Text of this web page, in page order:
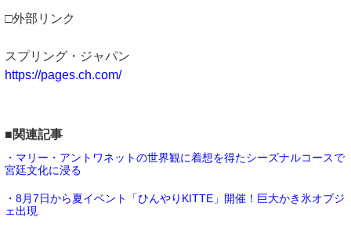
□外部リンク
スプリング・ジャパン
https://pages.ch.com/
■関連記事
・マリー・アントワネットの世界観に着想を得たシーズナルコースで
宮廷文化に浸る
・8月7日から夏イベント「ひんやりKITTE」開催！巨大かき氷オブジ
ェ出現